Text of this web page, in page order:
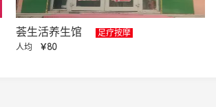
荟生活养生馆
足疗按摩
人均
￥80